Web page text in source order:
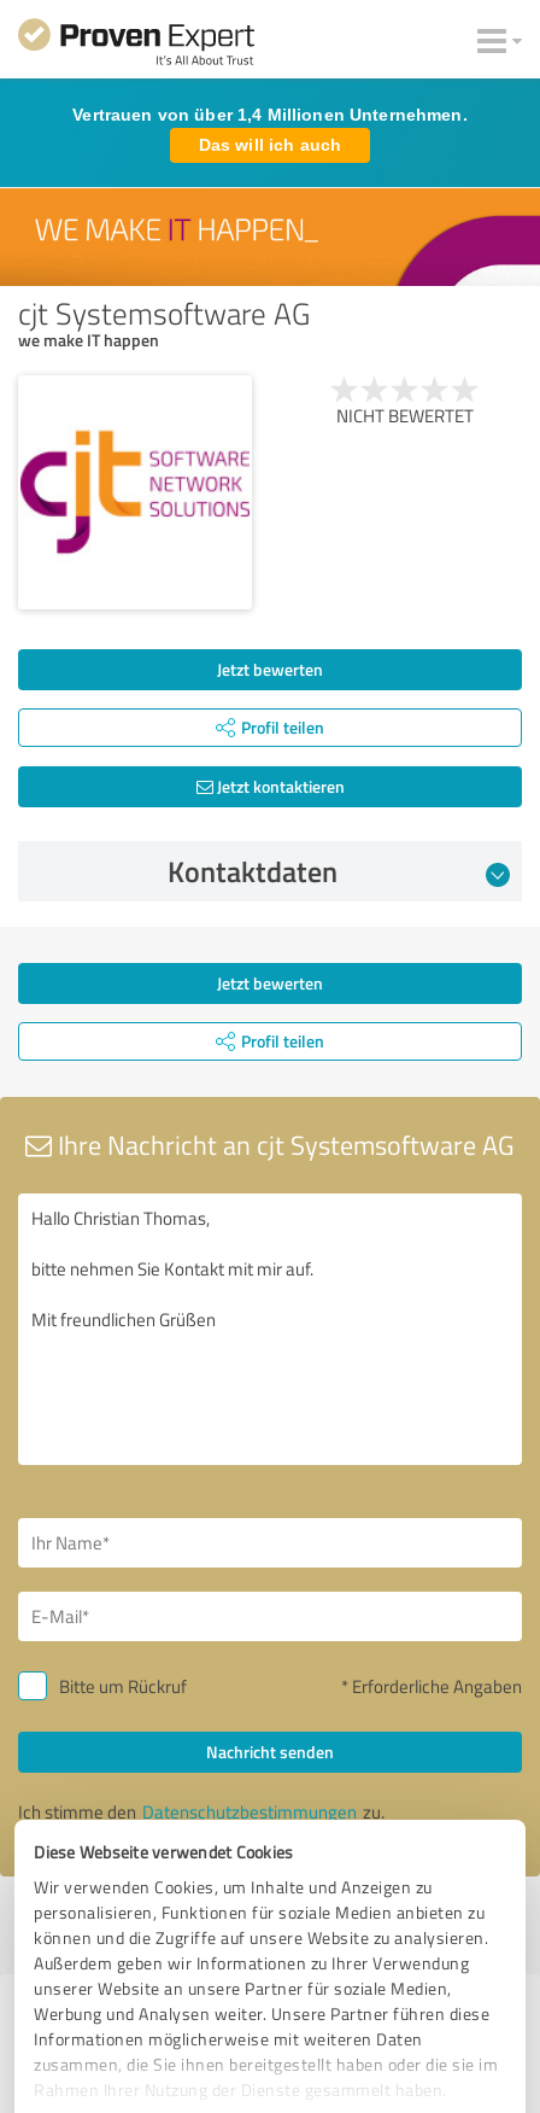
Diese Webseite verwendet Cookies
Wir verwenden Cookies, um Inhalte und Anzeigen zu
personalisieren, Funktionen für soziale Medien anbieten zu
können und die Zugriffe auf unsere Website zu analysieren.
Außerdem geben wir Informationen zu Ihrer Verwendung
unserer Website an unsere Partner für soziale Medien,
Werbung und Analysen weiter. Unsere Partner führen diese
Informationen möglicherweise mit weiteren Daten
zusammen, die Sie ihnen bereitgestellt haben oder die sie im
Rahmen Ihrer Nutzung der Dienste gesammelt haben.
Vertrauen von über 1,4 Millionen Unternehmen.
Das will ich auch
cjt Systemsoftware AG
we make IT happen
NICHT BEWERTET
Jetzt bewerten
Profil teilen
Jetzt kontaktieren
Kontaktdaten
Jetzt bewerten
Profil teilen
Ihre Nachricht an cjt Systemsoftware AG
Bitte um Rückruf * Erforderliche Angaben
Nachricht senden
Ich stimme den Datenschutzbestimmungen zu.
Profil aktiv seit 15.02.2019 |Letzte Aktualisierung: 18.07.2026|Profil
melden
Erfahrungen zu weiteren
Anbietern aus dem Bereich IT-
Dienstleistungen